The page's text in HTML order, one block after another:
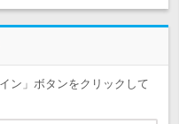
ン」ボタンをクリックして